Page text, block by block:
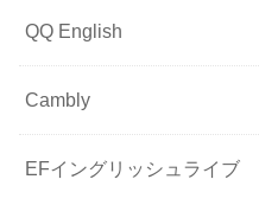
QQ English
Cambly
EFイングリッシュライブ